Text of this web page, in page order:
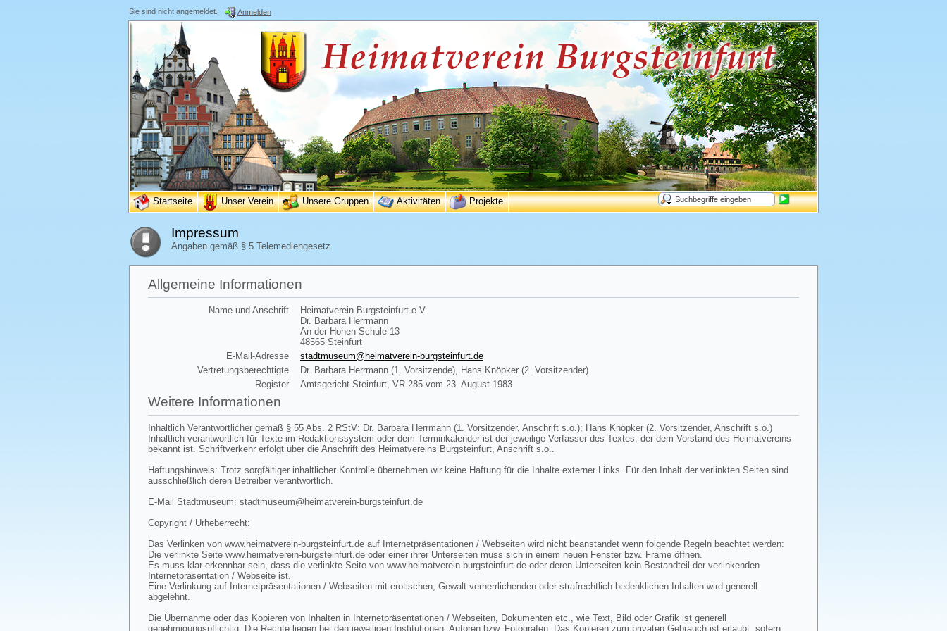
Sie sind nicht angemeldet. Anmelden
Startseite Unser Verein Unsere Gruppen Aktivitäten Projekte
Impressum
Angaben gemäß § 5 Telemediengesetz
Allgemeine Informationen
Name und Anschrift
Heimatverein Burgsteinfurt e.V.
Dr. Barbara Herrmann
An der Hohen Schule 13
48565 Steinfurt
E-Mail-Adresse
stadtmuseum@heimatverein-burgsteinfurt.de
Vertretungsberechtigte
Dr. Barbara Herrmann (1. Vorsitzende), Hans Knöpker (2. Vorsitzender)
Register
Amtsgericht Steinfurt, VR 285 vom 23. August 1983
Weitere Informationen
Inhaltlich Verantwortlicher gemäß § 55 Abs. 2 RStV: Dr. Barbara Herrmann (1. Vorsitzender, Anschrift s.o.); Hans Knöpker (2. Vorsitzender, Anschrift s.o.)
Inhaltlich verantwortlich für Texte im Redaktionssystem oder dem Terminkalender ist der jeweilige Verfasser des Textes, der dem Vorstand des Heimatvereins
bekannt ist. Schriftverkehr erfolgt über die Anschrift des Heimatvereins Burgsteinfurt, Anschrift s.o..
Haftungshinweis: Trotz sorgfältiger inhaltlicher Kontrolle übernehmen wir keine Haftung für die Inhalte externer Links. Für den Inhalt der verlinkten Seiten sind
ausschließlich deren Betreiber verantwortlich.
E-Mail Stadtmuseum: stadtmuseum@heimatverein-burgsteinfurt.de
Copyright / Urheberrecht:
Das Verlinken von www.heimatverein-burgsteinfurt.de auf Internetpräsentationen / Webseiten wird nicht beanstandet wenn folgende Regeln beachtet werden:
Die verlinkte Seite www.heimatverein-burgsteinfurt.de oder einer ihrer Unterseiten muss sich in einem neuen Fenster bzw. Frame öffnen.
Es muss klar erkennbar sein, dass die verlinkte Seite von www.heimatverein-burgsteinfurt.de oder deren Unterseiten kein Bestandteil der verlinkenden
Internetpräsentation / Webseite ist.
Eine Verlinkung auf Internetpräsentationen / Webseiten mit erotischen, Gewalt verherrlichenden oder strafrechtlich bedenklichen Inhalten wird generell
abgelehnt.
Die Übernahme oder das Kopieren von Inhalten in Internetpräsentationen / Webseiten, Dokumenten etc., wie Text, Bild oder Grafik ist generell
genehmigungspflichtig. Die Rechte liegen bei den jeweiligen Institutionen, Autoren bzw. Fotografen. Das Kopieren zum privaten Gebrauch ist erlaubt, sofern